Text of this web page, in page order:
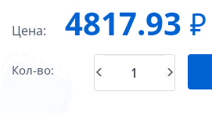
Цена: 4817.93 ₽
Кол-во: